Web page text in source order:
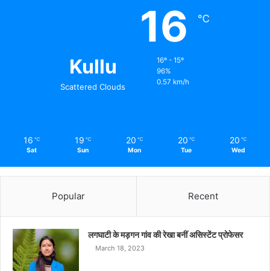
Kullu
Scattered Clouds
16 ℃
16º - 15º
96%
0.57 km/h
16 ℃
Sat
19 ℃
Sun
20 ℃
Mon
20 ℃
Tue
20 ℃
Wed
Popular Recent
लगघाटी के मड़गन गांव की रेखा बनीं असिस्टेंट प्रोफेसर
March 18, 2023